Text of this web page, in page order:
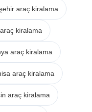
araç kiralama
kiralama
araç kiralama
araç kiralama
araç kiralama